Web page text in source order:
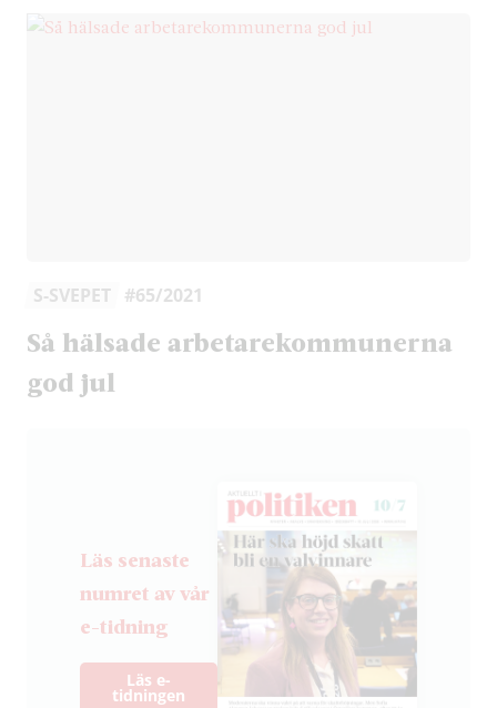
S-SVEPET #65/2021
Så hälsade arbetarekommunerna
god jul
Läs senaste
numret av vår
e-tidning
Läs e-
tidningen